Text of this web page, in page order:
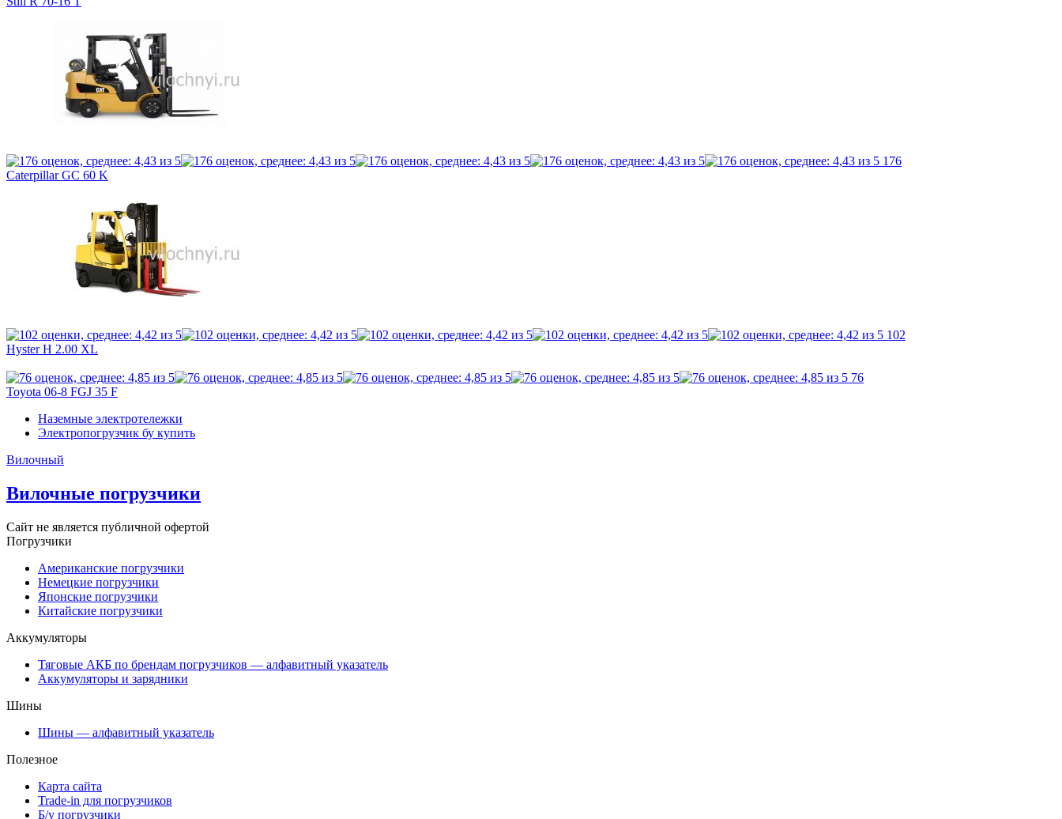
176
Caterpillar GC 60 K
102
Hyster H 2.00 XL
76
Toyota 06-8 FGJ 35 F
Наземные электротележки
Электропогрузчик бу купить
Вилочный
Вилочные погрузчики
Сайт не является публичной офертой
Погрузчики
Американские погрузчики
Немецкие погрузчики
Японские погрузчики
Китайские погрузчики
Аккумуляторы
Тяговые АКБ по брендам погрузчиков — алфавитный указатель
Аккумуляторы и зарядники
Шины
Шины — алфавитный указатель
Полезное
Карта сайта
Trade-in для погрузчиков
Б/у погрузчики